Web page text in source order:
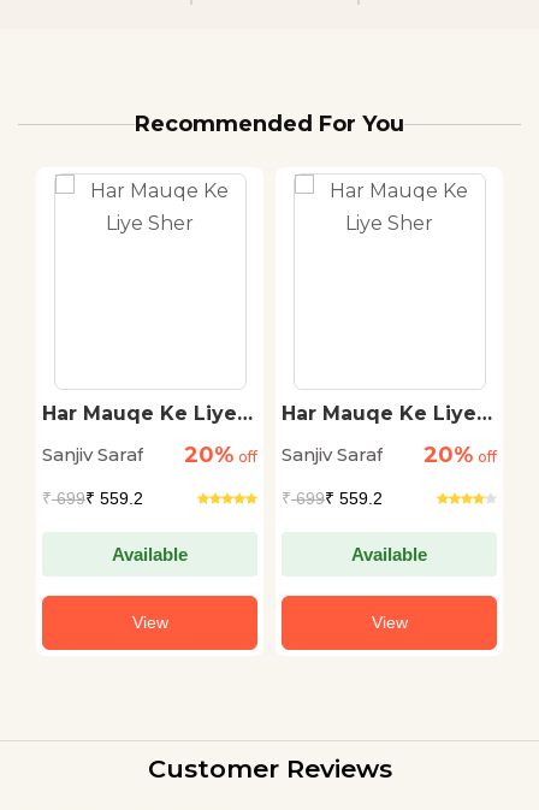
Recommended For You
Har Mauqe Ke Liye
Sanjiv Saraf
20% off
₹699₹ 559.2
Available
View
Har Mauqe Ke Liye
Sanjiv Saraf
20% off
₹699₹ 559.2
Available
View
Customer Reviews